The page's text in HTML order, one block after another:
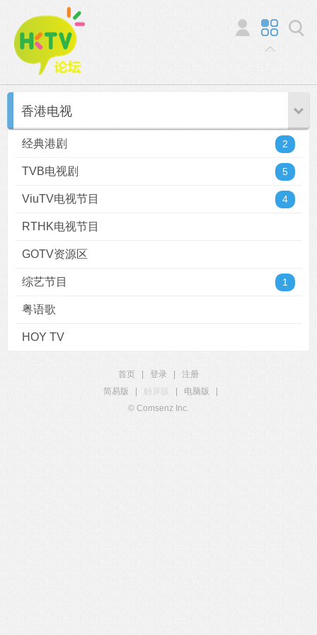
香港电视
2
经典港剧
5
TVB电视剧
4
ViuTV电视节目
RTHK电视节目
GOTV资源区
1
综艺节目
粤语歌
HOY TV
首页 登录
注册
简易版
触屏版 电脑版
© Comsenz Inc.